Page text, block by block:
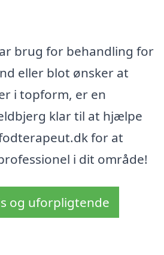
brug for behandling for
eller blot ønsker at
i topform, er en
klar til at hjælpe
for at
i dit område!
og uforpligtende